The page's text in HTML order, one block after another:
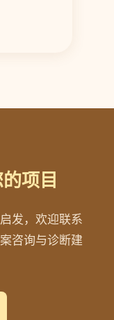
项目
发，欢迎联系
咨询与诊断建